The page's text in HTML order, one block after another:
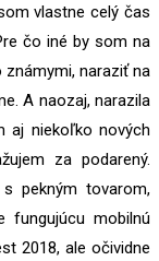
vlastne celý čas
čo iné by som na
naraziť na
A naozaj, narazila
aj niekoľko nových
za podarený.
pekným tovarom,
fungujúcu mobilnú
2018, ale očividne